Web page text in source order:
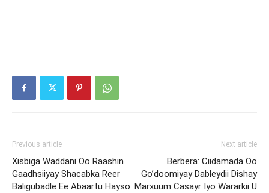
Previous article
Xisbiga Waddani Oo Raashin
Gaadhsiiyay Shacabka Reer
Baligubadle Ee Abaartu Hayso
Next article
Berbera: Ciidamada Oo
Go’doomiyay Dableydii Dishay
Marxuum Casayr Iyo Wararkii U